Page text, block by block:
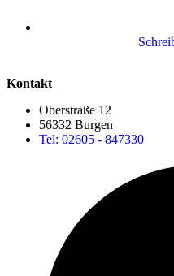
Kontakt
Oberstraße 12
56332 Burgen
Tel: 02605 - 847330